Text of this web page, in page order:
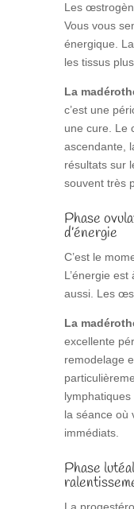
Les
Vous vous
énergique.
les tissus
La
c’est une
une cure. Le
ascendante,
résultats sur
souvent très
Phase
d’énergie
C’est le
L’énergie
aussi. Les
La
excellente
remodelage
lymphatiques
la séance où
immédiats.
Phase